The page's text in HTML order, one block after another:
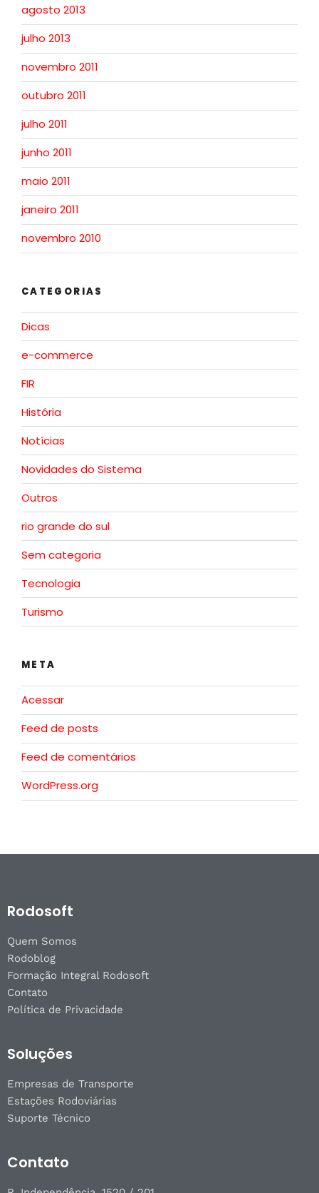
agosto 2013
julho 2013
novembro 2011
outubro 2011
julho 2011
junho 2011
maio 2011
janeiro 2011
novembro 2010
CATEGORIAS
Dicas
e-commerce
FIR
História
Notícias
Novidades do Sistema
Outros
rio grande do sul
Sem categoria
Tecnologia
Turismo
META
Acessar
Feed de posts
Feed de comentários
WordPress.org
Rodosoft
Quem Somos
Rodoblog
Formação Integral Rodosoft
Contato
Política de Privacidade
Soluções
Empresas de Transporte
Estações Rodoviárias
Suporte Técnico
Contato